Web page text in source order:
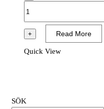
Bi-
Cobolt
+ Read More
Quick View
SÖK